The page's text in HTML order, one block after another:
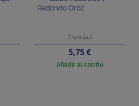
Redondo Orbz
1 unidad
Precio
5,75 €
Añadir al carrito